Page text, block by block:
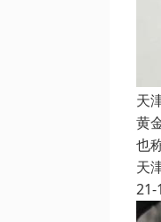
天
黄
也
天
21-